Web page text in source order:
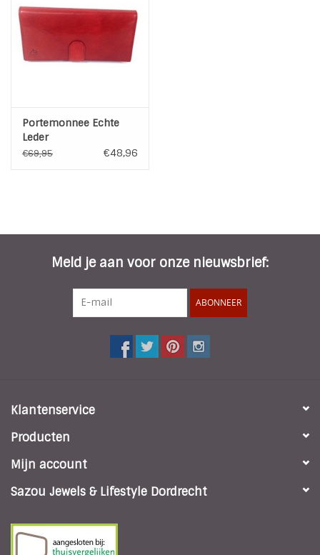
Portemonnee Echte
Leder
€69,95 €48,96
Meld je aan voor onze nieuwsbrief:
ABONNEER
Klantenservice
Producten
Mijn account
Sazou Jewels & Lifestyle Dordrecht